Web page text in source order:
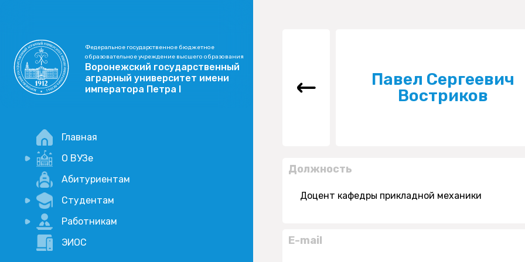
Федеральное государственное бюджетное
образовательное учреждение высшего образования
Воронежский государственный
аграрный университет имени
императора Петра I
Главная
О ВУЗе
Новости
Учебный процесс
Научная деятельность
Абитуриентам
Студентам
Портал дистанционого обучения
Академические отпуска
Работникам
Внимание, опрос!
ЭИОС
Павел Сергеевич
Востриков
Должность
Доцент кафедры прикладной механики
E-mail